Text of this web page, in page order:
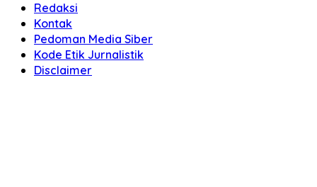
Redaksi
Kontak
Pedoman Media Siber
Kode Etik Jurnalistik
Disclaimer